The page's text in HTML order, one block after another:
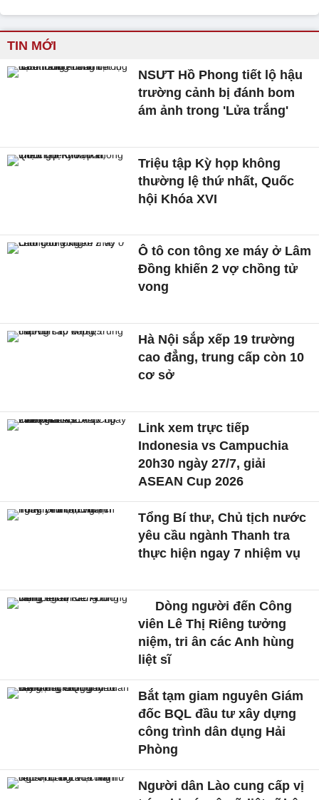
TIN MỚI
NSƯT Hồ Phong tiết lộ hậu
trường cảnh bị đánh bom
ám ảnh trong 'Lửa trắng'
Triệu tập Kỳ họp không
thường lệ thứ nhất, Quốc
hội Khóa XVI
Ô tô con tông xe máy ở Lâm
Đồng khiến 2 vợ chồng tử
vong
Hà Nội sắp xếp 19 trường
cao đẳng, trung cấp còn 10
cơ sở
Link xem trực tiếp
Indonesia vs Campuchia
20h30 ngày 27/7, giải
ASEAN Cup 2026
Tổng Bí thư, Chủ tịch nước
yêu cầu ngành Thanh tra
thực hiện ngay 7 nhiệm vụ
Dòng người đến Công
viên Lê Thị Riêng tưởng
niệm, tri ân các Anh hùng
liệt sĩ
Bắt tạm giam nguyên Giám
đốc BQL đầu tư xây dựng
công trình dân dụng Hải
Phòng
Người dân Lào cung cấp vị